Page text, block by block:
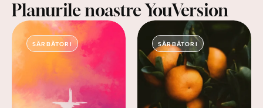
Planurile noastre YouVersion
SĂRBĂTORI SĂRBĂTORI